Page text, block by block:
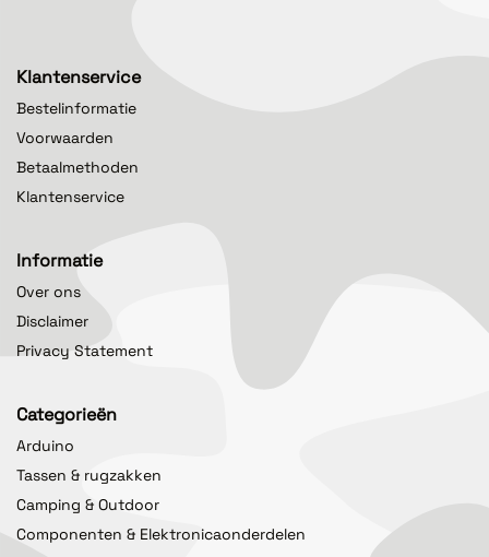
Klantenservice
Bestelinformatie
Voorwaarden
Betaalmethoden
Klantenservice
Informatie
Over ons
Disclaimer
Privacy Statement
Categorieën
Arduino
Tassen & rugzakken
Camping & Outdoor
Componenten & Elektronicaonderdelen